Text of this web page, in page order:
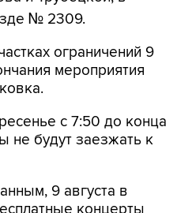
ограничений 9
с 7:50 до конца
9 августа в
и Bearwolf.